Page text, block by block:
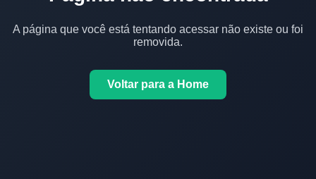
A página que você está tentando acessar não existe ou foi
removida.
Voltar para a Home